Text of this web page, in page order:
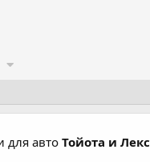
для авто Тойота и